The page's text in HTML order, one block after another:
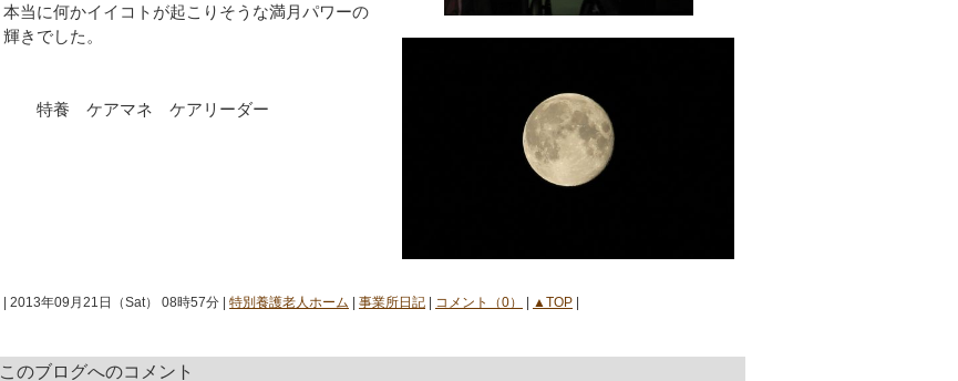
本当に何かイイコトが起こりそうな満月パワーの
輝きでした。
特養 ケアマネ ケアリーダー
| 2013年09月21日（Sat） 08時57分 | 特別養護老人ホーム 事業所日記 コメント（0） ▲TOP
このブログへのコメント